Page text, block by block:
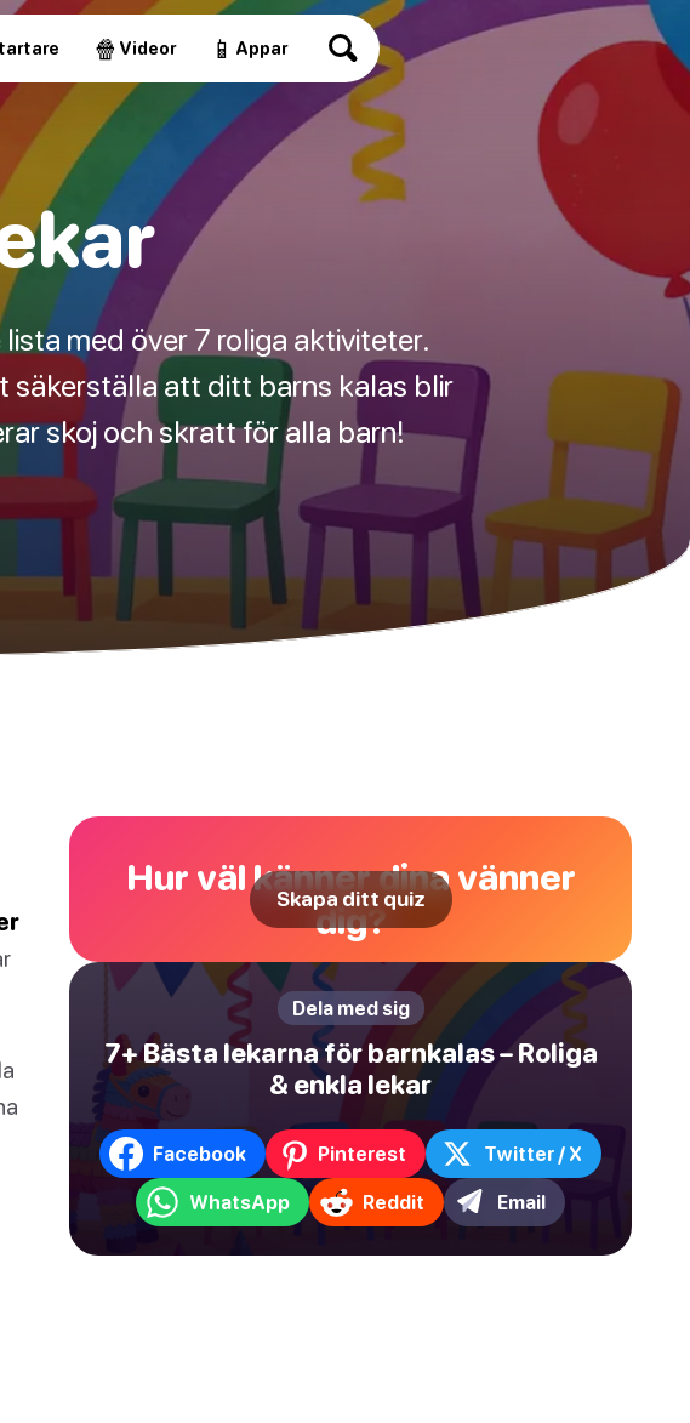
🍿 Videor 📱 Appar
med över 7 roliga aktiviteter.
säkerställa att ditt barns kalas blir
skoj och skratt för alla barn!
Hur väl känner dina vänner
dig?
Skapa ditt quiz
Dela med sig
7+ Bästa lekarna för barnkalas – Roliga
& enkla lekar
Facebook Pinterest Twitter / X
WhatsApp Reddit Email